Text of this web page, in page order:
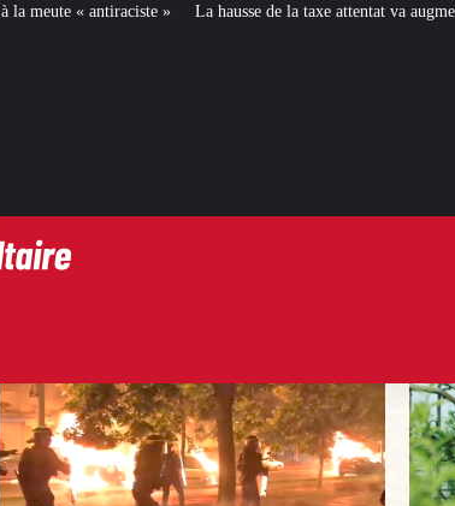
La hausse de la taxe attentat va augmenter votre assurance en 2027